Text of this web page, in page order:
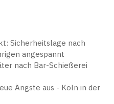
Sicherheitslage nach
angespannt
nach Bar-Schießerei
Ängste aus - Köln in der